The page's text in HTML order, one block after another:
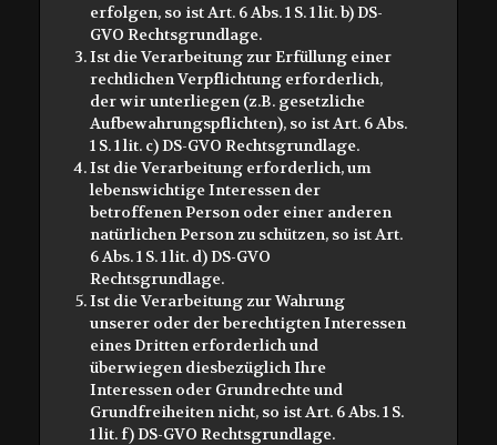
erfolgen, so ist Art. 6 Abs. 1 S. 1 lit. b) DS-
GVO Rechtsgrundlage.
Ist die Verarbeitung zur Erfüllung einer
rechtlichen Verpflichtung erforderlich,
der wir unterliegen (z.B. gesetzliche
Aufbewahrungspflichten), so ist Art. 6 Abs.
1 S. 1 lit. c) DS-GVO Rechtsgrundlage.
Ist die Verarbeitung erforderlich, um
lebenswichtige Interessen der
betroffenen Person oder einer anderen
natürlichen Person zu schützen, so ist Art.
6 Abs. 1 S. 1 lit. d) DS-GVO
Rechtsgrundlage.
Ist die Verarbeitung zur Wahrung
unserer oder der berechtigten Interessen
eines Dritten erforderlich und
überwiegen diesbezüglich Ihre
Interessen oder Grundrechte und
Grundfreiheiten nicht, so ist Art. 6 Abs. 1 S.
1 lit. f) DS-GVO Rechtsgrundlage.